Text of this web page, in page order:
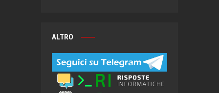
ALTRO